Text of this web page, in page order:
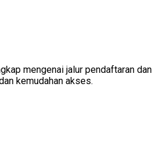
mengenai jalur pendaftaran
kemudahan akses.